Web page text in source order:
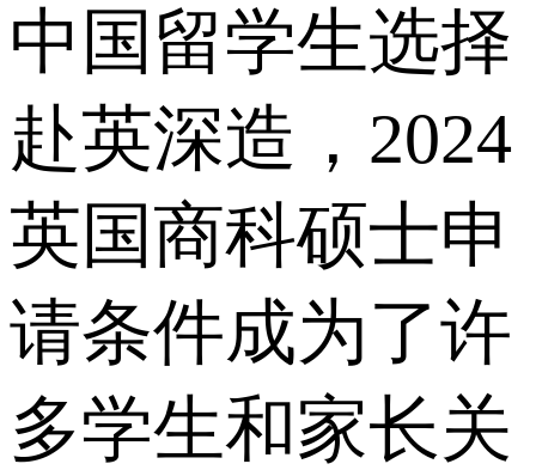
中国留学生选择
赴英深造，2024
英国商科硕士申
请条件成为了许
多学生和家长关